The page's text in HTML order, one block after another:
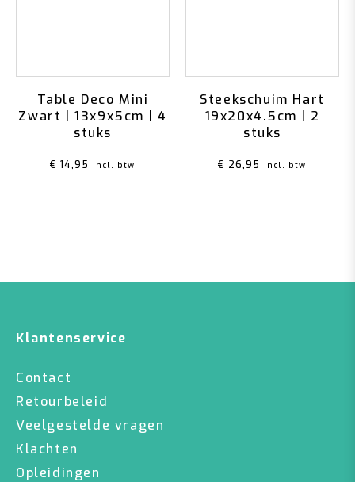
Table Deco Mini
Zwart | 13x9x5cm | 4
stuks
€ 14,95 incl. btw
Steekschuim Hart
19x20x4.5cm | 2
stuks
€ 26,95 incl. btw
Klantenservice
Contact
Retourbeleid
Veelgestelde vragen
Klachten
Opleidingen